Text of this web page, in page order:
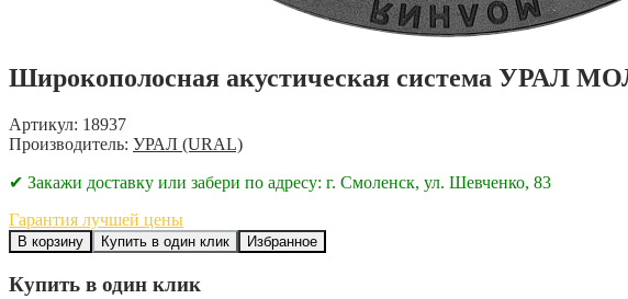
Широкополосная акустическая система УРАЛ
Артикул: 18937
Производитель: УРАЛ (URAL)
✔ Закажи доставку или забери по адресу: г. Смоленск, ул. Шевченко, 83
Гарантия лучшей цены
В корзину Купить в один клик Избранное
Купить в один клик